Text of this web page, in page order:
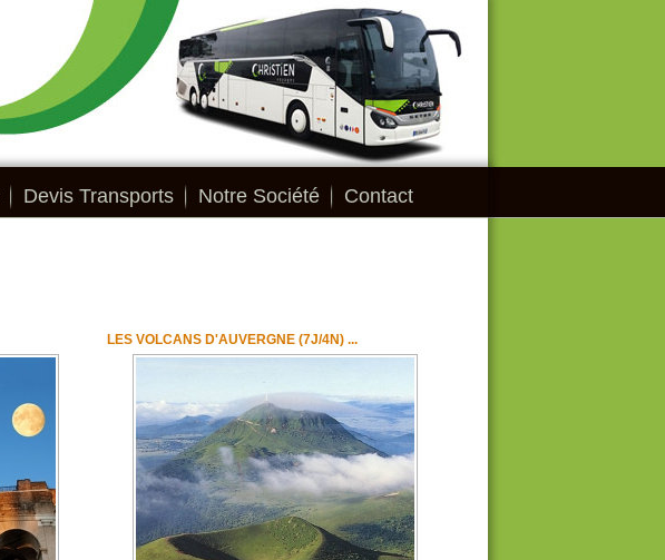
Devis Transports Notre Société Contact
LES VOLCANS D'AUVERGNE (7J/4N) ...